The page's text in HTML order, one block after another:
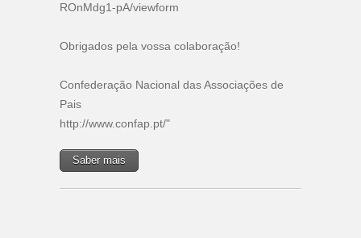
ROnMdg1-pA/viewform
Obrigados pela vossa colaboração!
Confederação Nacional das Associações de
Pais
http://www.confap.pt/"
Saber mais